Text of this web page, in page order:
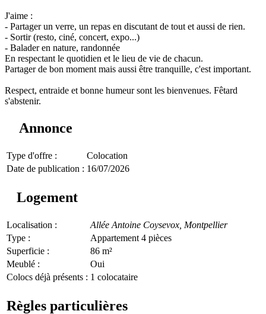
J'aime :
- Partager un verre, un repas en discutant de tout et aussi de rien.
- Sortir (resto, ciné, concert, expo...)
- Balader en nature, randonnée
En respectant le quotidien et le lieu de vie de chacun.
Partager de bon moment mais aussi être tranquille, c'est important.
Respect, entraide et bonne humeur sont les bienvenues. Fêtard
s'abstenir.
Annonce
Type d'offre :
Colocation
Date de publication : 16/07/2026
Logement
Localisation : Allée Antoine Coysevox, Montpellier
Type :
Appartement 4 pièces
Superficie :
86 m²
Meublé :
Oui
Colocs déjà présents : 1 colocataire
Règles particulières